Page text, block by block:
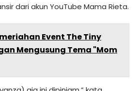
dari akun YouTube Mama Rieta.
Event The Tiny
Mengusung Tema "Mom